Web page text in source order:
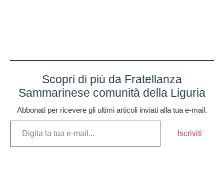
Scopri di più da Fratellanza
Sammarinese comunità della Liguria
Abbonati per ricevere gli ultimi articoli inviati alla tua e-mail.
Iscriviti